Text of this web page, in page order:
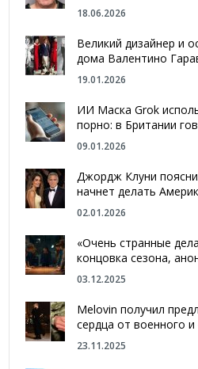
18.06.2026
Великий дизайнер и
дома Валентино
19.01.2026
ИИ Маска Grok
порно: в Британии
09.01.2026
Джордж Клуни
начнет делать
02.01.2026
«Очень странные
концовка сезона,
03.12.2025
Melovin получил
сердца от военного и
23.11.2025